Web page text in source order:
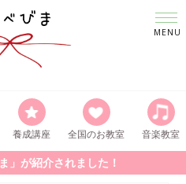
養成講座 全国のお教室 音楽教室
」が紹介されました！